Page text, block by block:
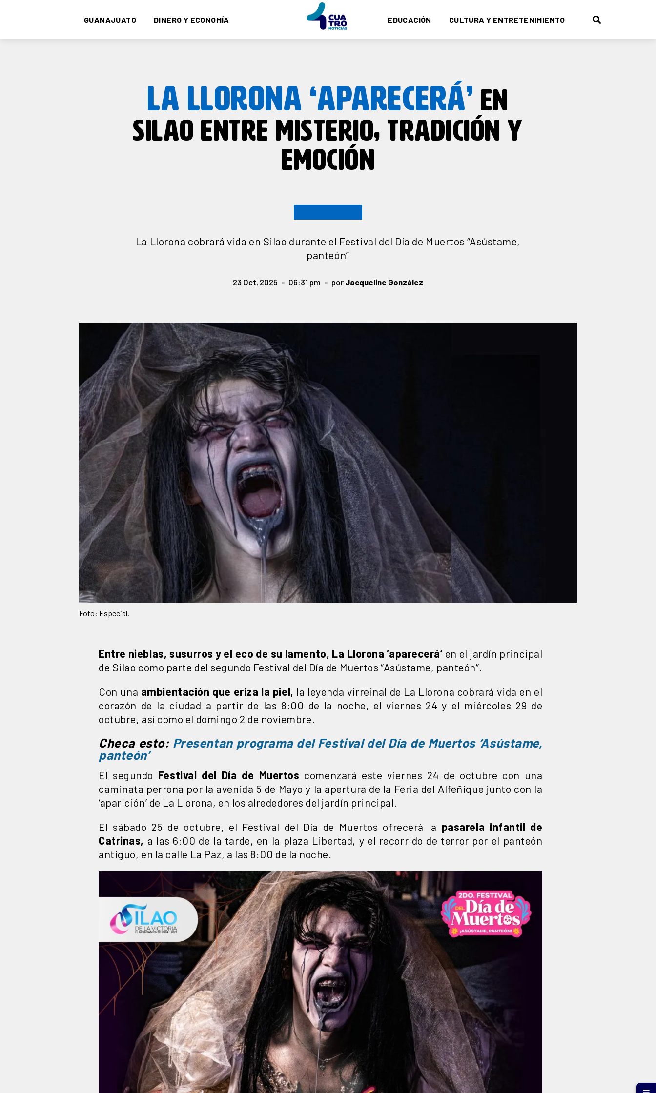
GUANAJUATO DINERO Y ECONOMÍA EDUCACIÓN CULTURA Y ENTRETENIMIENTO
LA LLORONA ‘APARECERÁ’ EN
SILAO ENTRE MISTERIO, TRADICIÓN Y
EMOCIÓN
La Llorona cobrará vida en Silao durante el Festival del Día de Muertos “Asústame,
panteón”
23 Oct, 2025 06:31 pm por Jacqueline González
Foto: Especial.
Entre nieblas, susurros y el eco de su lamento, La Llorona ‘aparecerá’en el jardín principal
de Silao como parte del segundo Festival del Día de Muertos “Asústame, panteón”.
Con una ambientación que eriza la piel, la leyenda virreinal de La Llorona cobrará vida en el
corazón de la ciudad a partir de las 8:00 de la noche, el viernes 24 y el miércoles 29 de
octubre, así como el domingo 2 de noviembre.
Checa esto: Presentan programa del Festival del Día de Muertos ‘Asústame,
panteón’
El segundo Festival del Día de Muertos comenzará este viernes 24 de octubre con una
caminata perrona por la avenida 5 de Mayo y la apertura de la Feria del Alfeñique junto con la
‘aparición’ de La Llorona, en los alrededores del jardín principal.
El sábado 25 de octubre, el Festival del Día de Muertos ofrecerá la pasarela infantil de
Catrinas, a las 6:00 de la tarde, en la plaza Libertad, y el recorrido de terror por el panteón
antiguo, en la calle La Paz, a las 8:00 de la noche.